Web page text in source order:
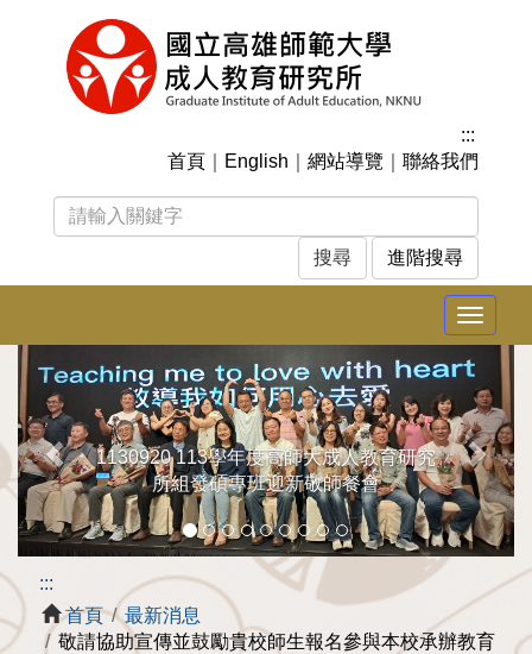
:::
首頁
English 網站導覽 聯絡我們
進階搜尋
Toggle
1130920 113學年度高師大成人教育研究
所組發碩專班迎新敬師餐會
上
一
張
下
一
張
:::
首頁
最新消息
敬請協助宣傳並鼓勵貴校師生報名參與本校承辦教育